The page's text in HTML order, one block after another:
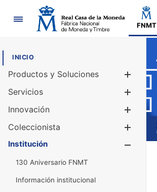
Navegación
FNMT
INICIO
Productos y Soluciones
Servicios
Innovación
Coleccionista
Institución
130 Aniversario FNMT
Información institucional